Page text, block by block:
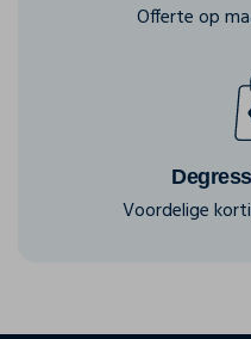
Offerte op
Voordelige